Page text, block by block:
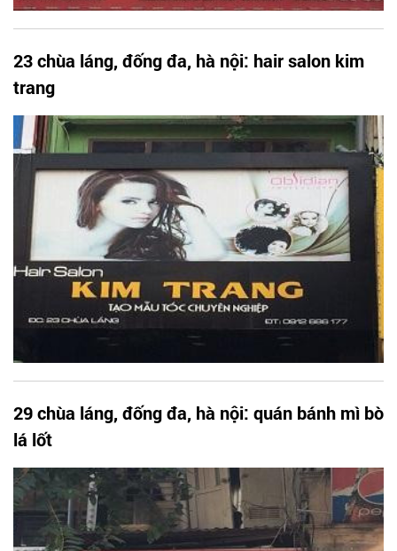
23 chùa láng, đống đa, hà nội: hair salon kim
trang
29 chùa láng, đống đa, hà nội: quán bánh mì bò
lá lốt